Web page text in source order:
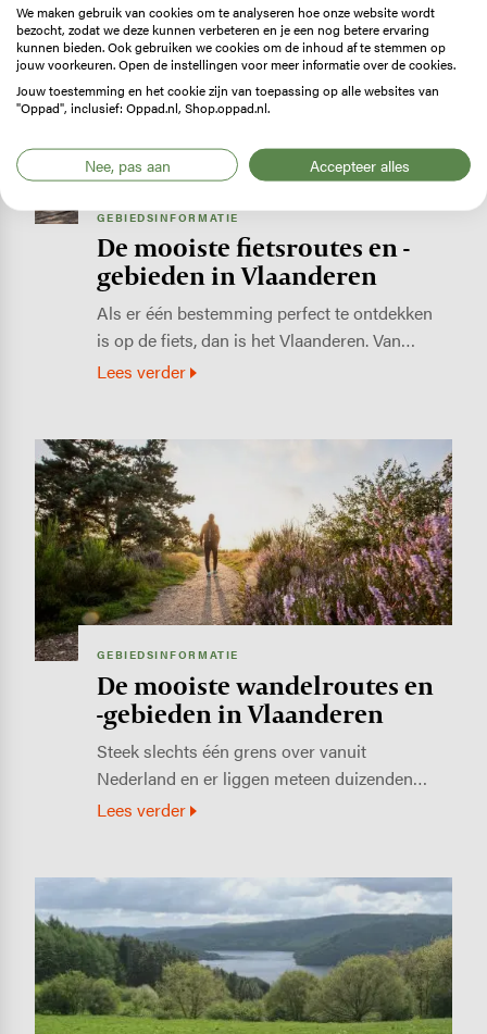
Image
GEBIEDSINFORMATIE
De mooiste fietsroutes en -
gebieden in Vlaanderen
Als er één bestemming perfect te ontdekken
is op de fiets, dan is het Vlaanderen. Van…
Lees verder
Image
GEBIEDSINFORMATIE
De mooiste wandelroutes en
-gebieden in Vlaanderen
Steek slechts één grens over vanuit
Nederland en er liggen meteen duizenden…
Lees verder
We maken gebruik van cookies om te analyseren hoe onze website wordt
bezocht, zodat we deze kunnen verbeteren en je een nog betere ervaring
kunnen bieden. Ook gebruiken we cookies om de inhoud af te stemmen op
jouw voorkeuren. Open de instellingen voor meer informatie over de cookies.
Jouw toestemming en het cookie zijn van toepassing op alle websites van
"Oppad", inclusief: Oppad.nl, Shop.oppad.nl.
Nee, pas aan Accepteer alles